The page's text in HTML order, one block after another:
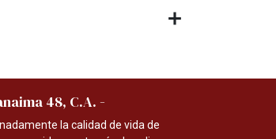
48, C.A. -
la calidad de vida de